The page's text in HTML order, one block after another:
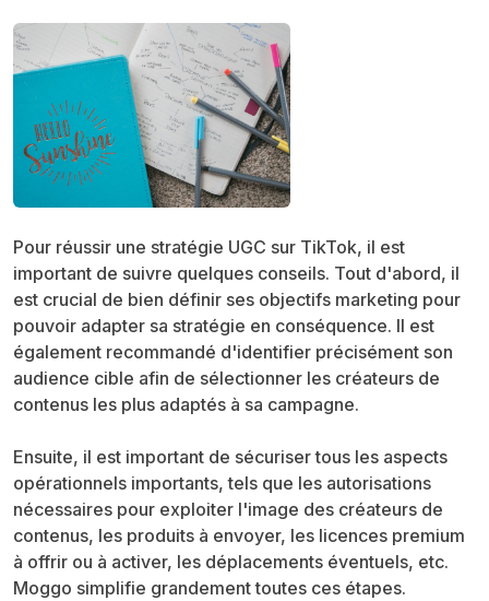
Pour réussir une stratégie UGC sur TikTok, il est
important de suivre quelques conseils. Tout d'abord, il
est crucial de bien définir ses objectifs marketing pour
pouvoir adapter sa stratégie en conséquence. Il est
également recommandé d'identifier précisément son
audience cible afin de sélectionner les créateurs de
contenus les plus adaptés à sa campagne.
Ensuite, il est important de sécuriser tous les aspects
opérationnels importants, tels que les autorisations
nécessaires pour exploiter l'image des créateurs de
contenus, les produits à envoyer, les licences premium
à offrir ou à activer, les déplacements éventuels, etc.
Moggo simplifie grandement toutes ces étapes.